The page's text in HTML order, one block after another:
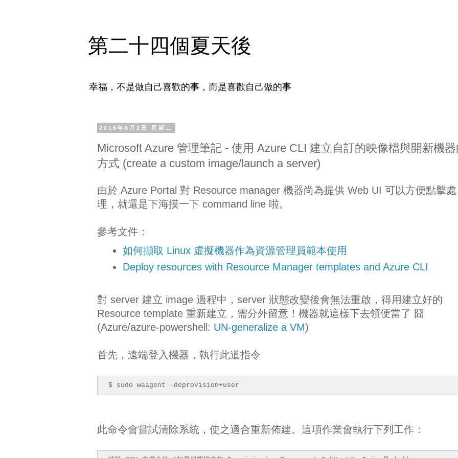
第二十四個夏天後
幸福，不是做自己喜歡的事，而是喜歡自己做的事
2016年8月2日 星期二
Microsoft Azure 管理筆記 - 使用 Azure CLI 建立自訂的映像檔與開新機
方式 (create a custom image/launch a server)
由於 Azure Portal 對 Resource manager 機器尚為提供 Web UI 可以方便點擊處
理，就還是下海摸一下 command line 啦。
參考文件：
如何擷取 Linux 虛擬機器作為資源管理員範本使用
Deploy resources with Resource Manager templates and Azure CLI
對 server 建立 image 過程中，server 狀態改變後會無法重啟，得用建立好的
Resource template 重新建立，需分外留意！機器就這樣下去領便當了 囧
(Azure/azure-powershell: UN-generalize a VM)
首先，遠端登入機器，執行此道指令
$ sudo waagent -deprovision+user
此命令會嘗試清除系統，使之適合重新佈建。這項作業會執行下列工作：